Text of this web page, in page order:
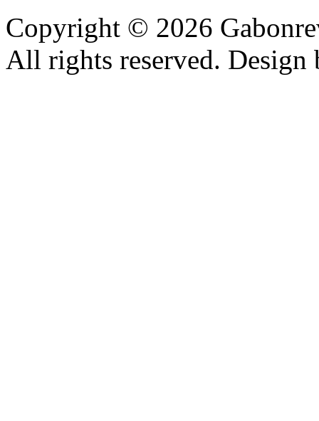
Copyright © 2026
All rights reserved.